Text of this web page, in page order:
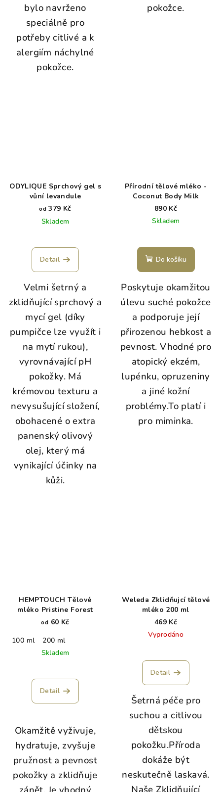
bylo navrženo
speciálně pro
potřeby citlivé a k
alergiím náchylné
pokožce.
pokožce.
ODYLIQUE Sprchový gel s
vůní levandule
od 379 Kč
Skladem
Detail
Velmi šetrný a
zklidňující sprchový a
mycí gel (díky
pumpičce lze využít i
na mytí rukou),
vyrovnávající pH
pokožky. Má
krémovou texturu a
nevysušující složení,
obohacené o extra
panenský olivový
olej, který má
vynikající účinky na
kůži.
Přírodní tělové mléko -
Coconut Body Milk
890 Kč
Skladem
hodnocení
produktu
z
hvězdiček.
Do košíku
Poskytuje okamžitou
úlevu suché pokožce
a podporuje její
přirozenou hebkost a
pevnost. Vhodné pro
atopický ekzém,
lupénku, opruzeniny
a jiné kožní
problémy.To platí i
pro miminka.
HEMPTOUCH Tělové
mléko Pristine Forest
od 60 Kč
100 ml
200 ml
Skladem
Detail
Okamžitě vyživuje,
hydratuje, zvyšuje
pružnost a pevnost
pokožky a zklidňuje
Weleda Zklidňujcí tělové
mléko 200 ml
469 Kč
Vyprodáno
Detail
Šetrná péče pro
suchou a citlivou
dětskou
pokožku.Příroda
dokáže být
neskutečně laskavá.
Naše Zklidňující